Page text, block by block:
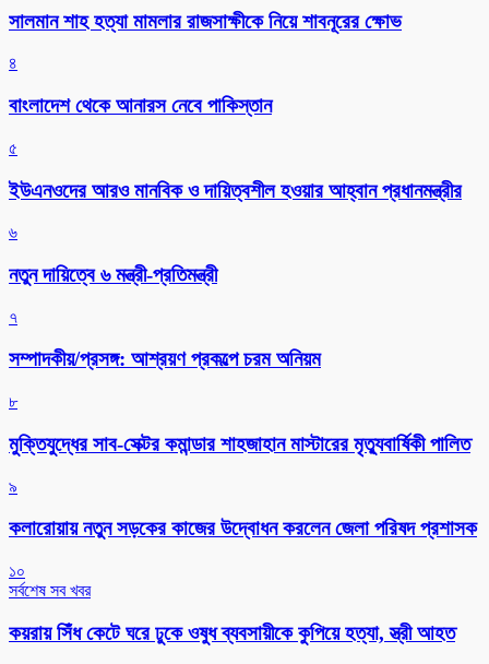
সালমান শাহ হত্যা মামলার রাজসাক্ষীকে নিয়ে শাবনূরের ক্ষোভ
৪
বাংলাদেশ থেকে আনারস নেবে পাকিস্তান
৫
ইউএনওদের আরও মানবিক ও দায়িত্বশীল হওয়ার আহ্বান প্রধানমন্ত্রীর
৬
নতুন দায়িত্বে ৬ মন্ত্রী-প্রতিমন্ত্রী
৭
সম্পাদকীয়/প্রসঙ্গ: আশ্রয়ণ প্রকল্পে চরম অনিয়ম
৮
মুক্তিযুদ্ধের সাব-সেক্টর কমান্ডার শাহজাহান মাস্টারের মৃত্যুবার্ষিকী পালিত
৯
কলারোয়ায় নতুন সড়কের কাজের উদ্বোধন করলেন জেলা পরিষদ প্রশাসক
১০
সর্বশেষ সব খবর
কয়রায় সিঁধ কেটে ঘরে ঢুকে ওষুধ ব্যবসায়ীকে কুপিয়ে হত্যা, স্ত্রী আহত